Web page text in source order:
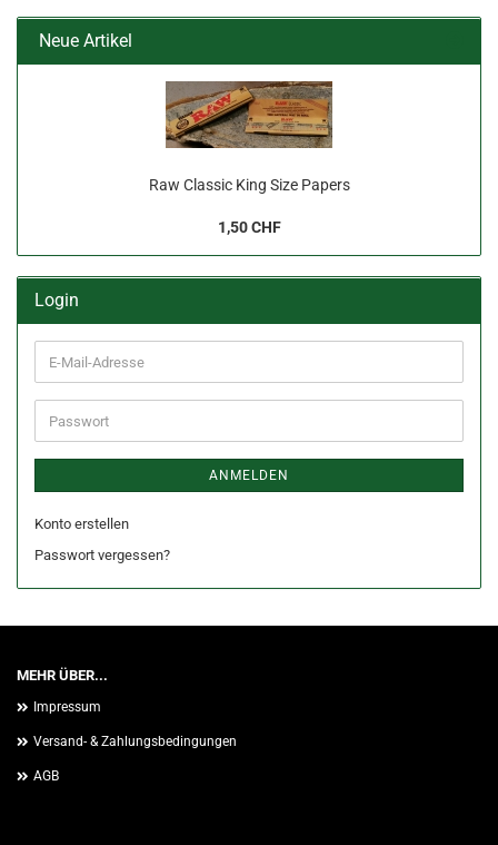
Neue Artikel
Raw Classic King Size Papers
1,50 CHF
Login
E-
Mail-
Adresse
Passwort
ANMELDEN
Konto erstellen
Passwort vergessen?
MEHR ÜBER...
Impressum
Versand- & Zahlungsbedingungen
AGB